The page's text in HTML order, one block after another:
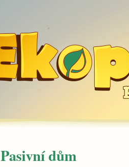
Pasivní dům